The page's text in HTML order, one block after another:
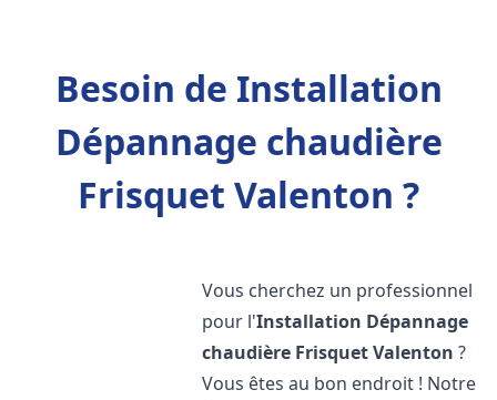
Besoin de Installation
Dépannage chaudière
Frisquet Valenton ?
Vous cherchez un professionnel
pour l'Installation Dépannage
chaudière FrisquetValenton ?
Vous êtes au bon endroit ! Notre